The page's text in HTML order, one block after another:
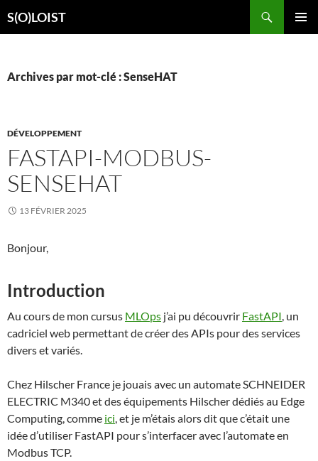
auS(O)LOIST
Archives par mot-clé : SenseHAT
DÉVELOPPEMENT
FASTAPI-MODBUS-
SENSEHAT
13 FÉVRIER 2025
Bonjour,
Introduction
Au cours de mon cursus MLOps j’ai pu découvrir FastAPI, un
cadriciel web permettant de créer des APIs pour des services
divers et variés.
Chez Hilscher France je jouais avec un automate SCHNEIDER
ELECTRIC M340 et des équipements Hilscher dédiés au Edge
Computing, comme ici, et je m’étais alors dit que c’était une
idée d’utiliser FastAPI pour s’interfacer avec l’automate en
Modbus TCP.